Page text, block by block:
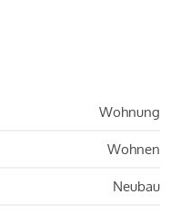
Wohnung
Wohnen
Neubau